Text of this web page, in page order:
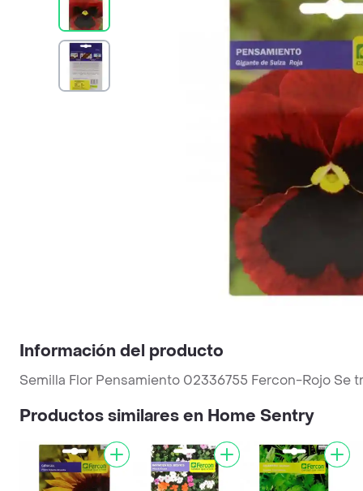
Información del producto
Semilla Flor Pensamiento 02336755 Fercon-Rojo
Productos similares en Home Sentry